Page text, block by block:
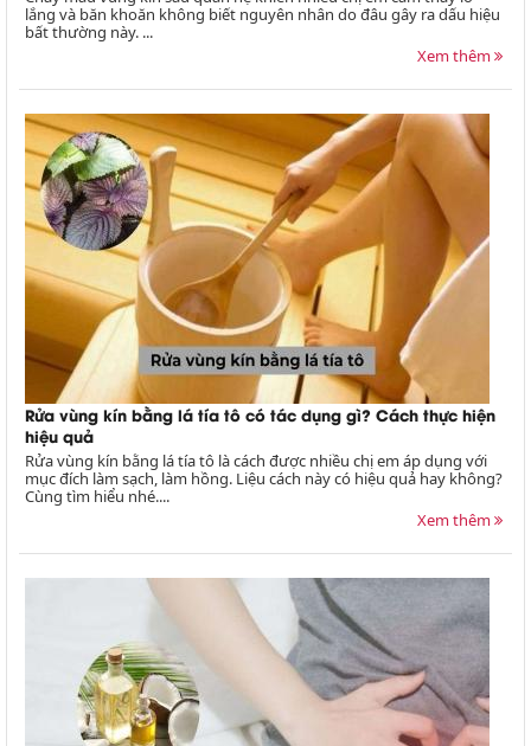
lắng và băn khoăn không biết nguyên nhân do đâu gây ra dấu hiệu
bất thường này. ...
Xem thêm
Rửa vùng kín bằng lá tía tô có tác dụng gì? Cách thực hiện
hiệu quả
Rửa vùng kín bằng lá tía tô là cách được nhiều chị em áp dụng với
mục đích làm sạch, làm hồng. Liệu cách này có hiệu quả hay không?
Cùng tìm hiểu nhé....
Xem thêm